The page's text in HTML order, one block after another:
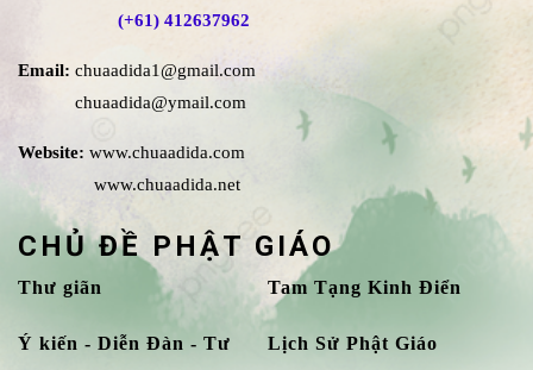
(+61) 412637962
Email: chuaadida1@gmail.com
chuaadida@ymail.com
Website: www.chuaadida.com
www.chuaadida.net
CHỦ ĐỀ PHẬT GIÁO
Thư giãn
Ý kiến - Diễn Đàn - Tư
Tam Tạng Kinh Điển
Lịch Sử Phật Giáo